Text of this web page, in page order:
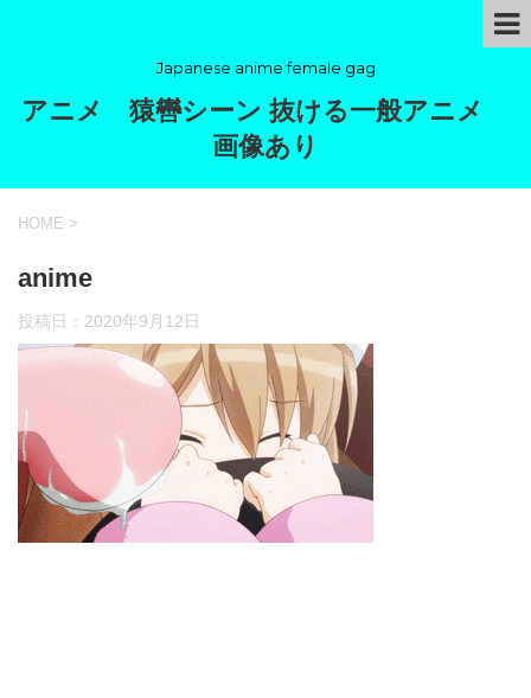
Japanese anime female gag
アニメ 猿轡シーン 抜ける一般アニメ
画像あり
HOME >
anime
投稿日： 2020年9月12日